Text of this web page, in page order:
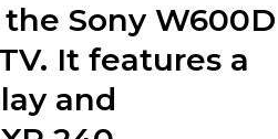
Sony W600D
It features a
and